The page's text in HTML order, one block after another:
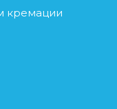
кремации